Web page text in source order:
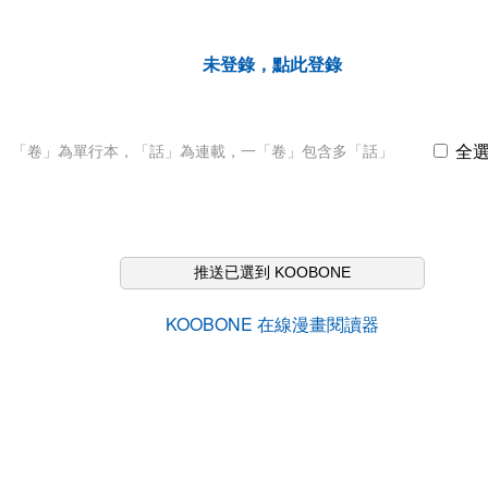
未登錄，點此登錄
「卷」為單行本，「話」為連載，一「卷」包含多「話」 全
推送已選到 KOOBONE
KOOBONE 在線漫畫閱讀器